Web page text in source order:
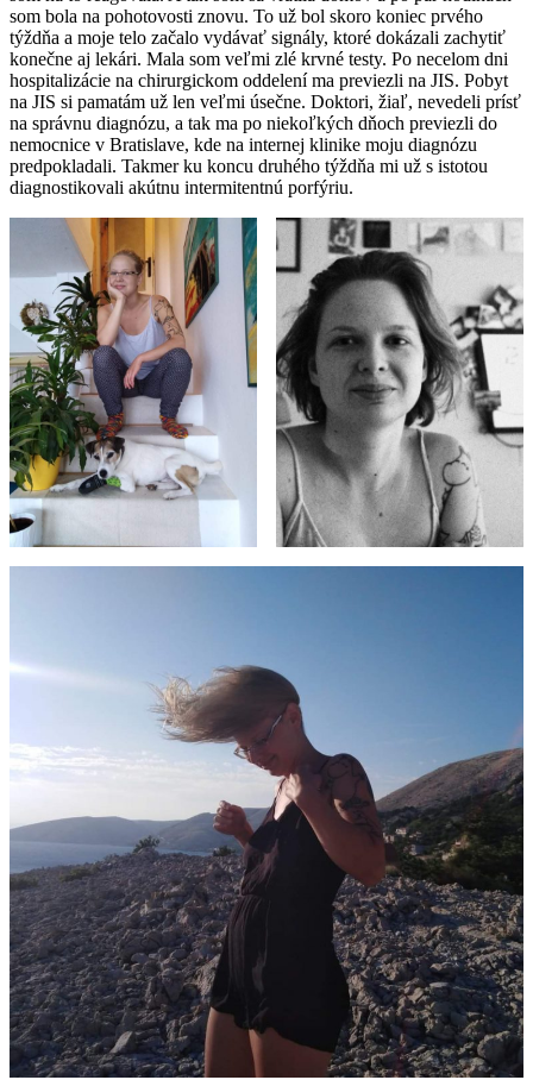
som bola na pohotovosti znovu. To už bol skoro koniec prvého
týždňa a moje telo začalo vydávať signály, ktoré dokázali zachytiť
konečne aj lekári. Mala som veľmi zlé krvné testy. Po necelom dni
hospitalizácie na chirurgickom oddelení ma previezli na JIS. Pobyt
na JIS si pamatám už len veľmi úsečne. Doktori, žiaľ, nevedeli prísť
na správnu diagnózu, a tak ma po niekoľkých dňoch previezli do
nemocnice v Bratislave, kde na internej klinike moju diagnózu
predpokladali. Takmer ku koncu druhého týždňa mi už s istotou
diagnostikovali akútnu intermitentnú porfýriu.